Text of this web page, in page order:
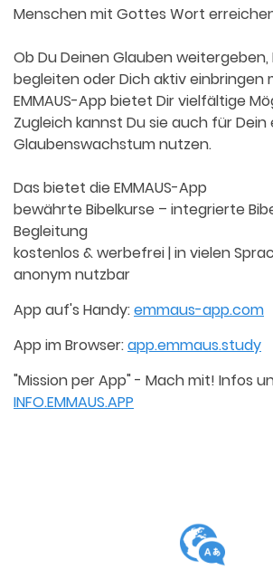
Menschen mit Gottes Wort
Ob Du Deinen Glauben
begleiten oder Dich aktiv einbringen
EMMAUS-App bietet Dir vielfältige
Zugleich kannst Du sie auch für Dein
Glaubenswachstum nutzen.
Das bietet die EMMAUS-App
bewährte Bibelkurse – integrierte
Begleitung
kostenlos & werbefrei | in vielen
anonym nutzbar
App auf's Handy:emmaus-app.com
App im Browser:app.emmaus.study
"Mission per App" - Mach mit! Infos
INFO.EMMAUS.APP